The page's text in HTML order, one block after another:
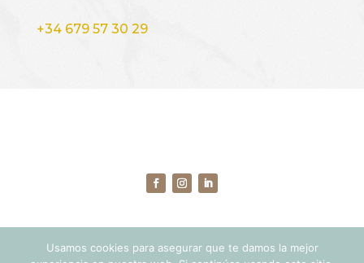
+34 679 57 30 29
Usamos cookies para asegurar que te damos la mejor